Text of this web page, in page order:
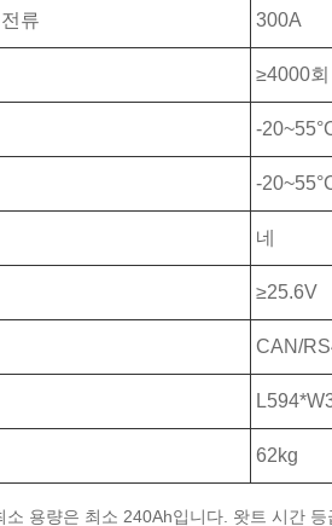
류 300A
≥4000
-
-
네
≥25.6V
CAN/
62kg
용량은 최소 240Ah입니다. 왓트 시간